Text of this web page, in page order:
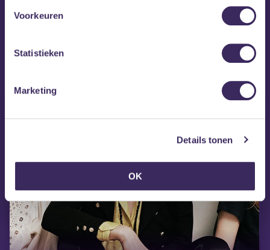
Voorkeuren
Statistieken
Marketing
Details tonen
OK
MEZZ tipt